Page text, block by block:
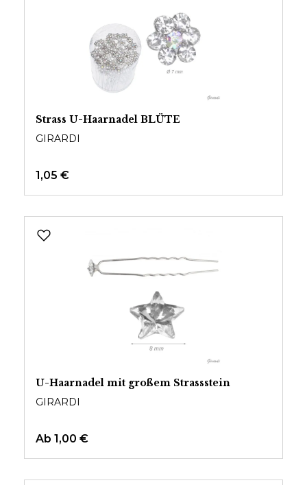
Strass U-Haarnadel BLÜTE
GIRARDI
1,05 €
U-Haarnadel mit großem Strassstein
GIRARDI
Ab 1,00 €